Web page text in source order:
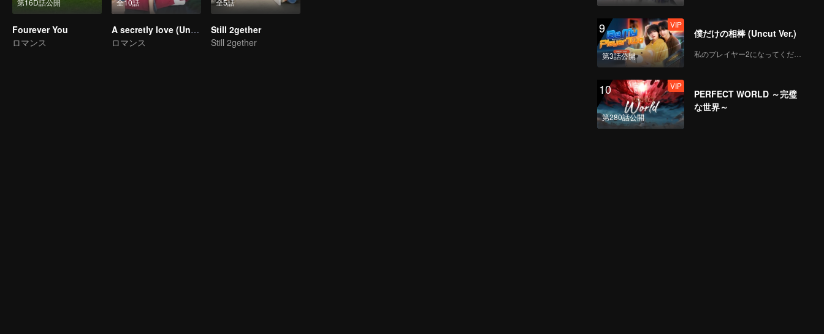
第16D話公開
Fourever You
ロマンス
全10話
A secretly love (Uncut Ver.)
ロマンス
全5話
Still 2gether
Still 2gether
9
第3話公開
VIP
僕だけの相棒 (Uncut Ver.)
私のプレイヤー2になってください
10
第280話公開
VIP
PERFECT WORLD ～完璧
な世界～